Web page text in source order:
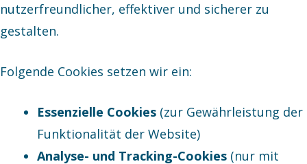
nutzerfreundlicher, effektiver und sicherer zu
gestalten.
Folgende Cookies setzen wir ein:
Essenzielle Cookies (zur Gewährleistung der
Funktionalität der Website)
Analyse- und Tracking-Cookies (nur mit